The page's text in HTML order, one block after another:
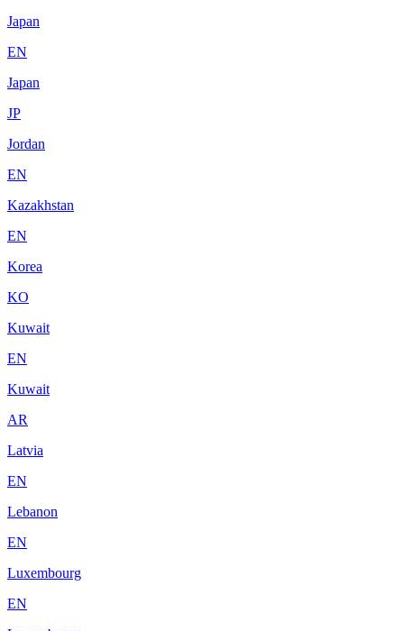
Japan
EN
Japan
JP
Jordan
EN
Kazakhstan
EN
Korea
KO
Kuwait
EN
Kuwait
AR
Latvia
EN
Lebanon
EN
Luxembourg
EN